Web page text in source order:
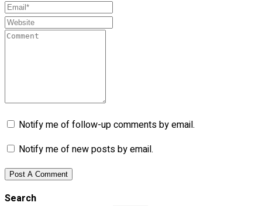
Notify me of follow-up comments by email.
Notify me of new posts by email.
Search